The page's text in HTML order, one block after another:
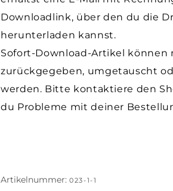
Downloadlink, über den du die
herunterladen kannst.
Sofort-Download-Artikel können
zurückgegeben, umgetauscht
werden. Bitte kontaktiere den
du Probleme mit deiner
Artikelnummer: 023-1-1